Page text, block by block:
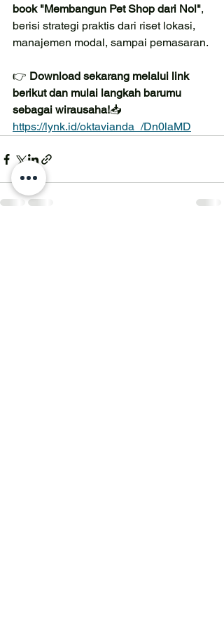
book "Membangun Pet Shop dari Nol",
berisi strategi praktis dari riset lokasi,
manajemen modal, sampai pemasaran.
👉 Download sekarang melalui link
berikut dan mulai langkah barumu
sebagai wirausaha!📥
https://lynk.id/oktavianda_/Dn0laMD